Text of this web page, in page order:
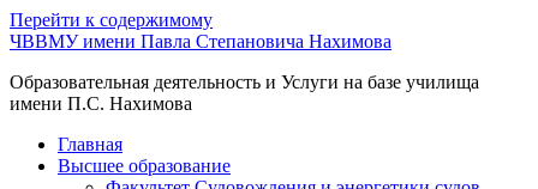
Перейти к содержимому
ЧВВМУ имени Павла Степановича Нахимова
Образовательная деятельность и Услуги на базе училища
имени П.С. Нахимова
Главная
Высшее образование